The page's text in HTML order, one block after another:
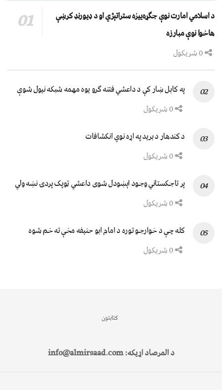
د اسلامي امارت نوې جګړه‌ییزه ستراتېژي او د ډیورنډ کرښې
هاخوا نوې مبارزه
په کابل ښار کې د داعشي فتنه ګرو يوه مهمه شبکه نيول شوې
د کندهار د برید په اړه نوي انکشافات
پر تاجکستاني وجود اېښودل شوی داعشي ټوپک پردۍ نښه ولي
کله چې د خوارجو توره د امام ابو حنیفه مخې ته خم شوه
کتابتون
د المرصاد اړیکه: info@almirsaad.com